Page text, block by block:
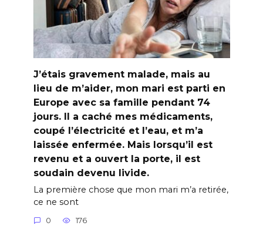
J’étais gravement malade, mais au
lieu de m’aider, mon mari est parti en
Europe avec sa famille pendant 74
jours. Il a caché mes médicaments,
coupé l’électricité et l’eau, et m’a
laissée enfermée. Mais lorsqu’il est
revenu et a ouvert la porte, il est
soudain devenu livide.
La première chose que mon mari m’a retirée,
ce ne sont
0 176